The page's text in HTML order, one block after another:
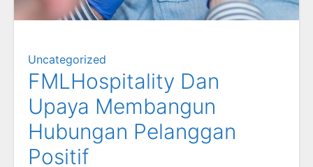
Uncategorized
FMLHospitality Dan
Upaya Membangun
Hubungan Pelanggan
Positif